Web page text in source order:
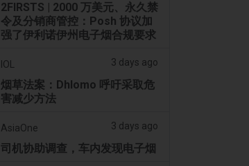
2FIRSTS | 2000 万美元、永久禁
令及分销商管控：Posh 协议加
强了伊利诺伊州电子烟合规要求
IOL 3 days ago
烟草法案：Dhlomo 呼吁采取危
害减少方法
AsiaOne 3 days ago
司机协助调查，车内发现电子烟